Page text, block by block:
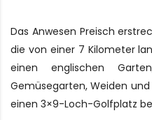
Das Anwesen Preisch
die von einer 7 Kilometer
einen englischen
Gemüsegarten, Weiden
einen 3×9-Loch-Golfplatz